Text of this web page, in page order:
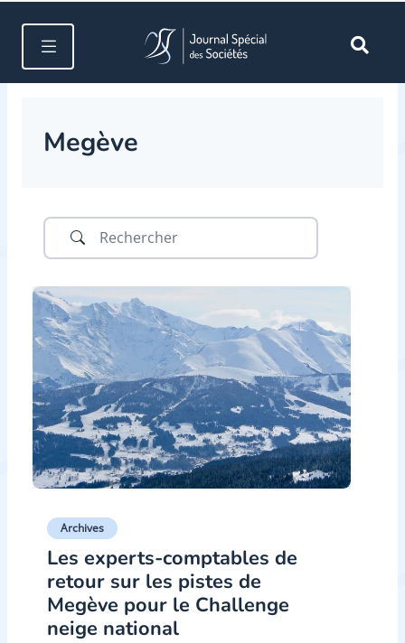
Megève
Archives
Les experts-comptables de
retour sur les pistes de
Megève pour le Challenge
neige national